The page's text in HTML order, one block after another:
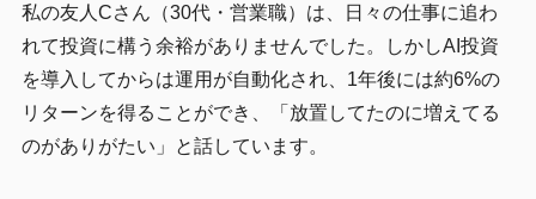
私の友人Cさん（30代・営業職）は、日々の仕事に追わ
れて投資に構う余裕がありませんでした。しかしAI投資
を導入してからは運用が自動化され、1年後には約6%の
リターンを得ることができ、「放置してたのに増えてる
のがありがたい」と話しています。